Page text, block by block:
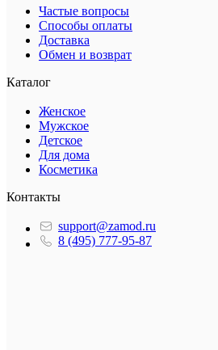
Частые вопросы
Способы оплаты
Доставка
Обмен и возврат
Каталог
Женское
Мужское
Детское
Для дома
Косметика
Контакты
support@zamod.ru
8 (495) 777-95-87